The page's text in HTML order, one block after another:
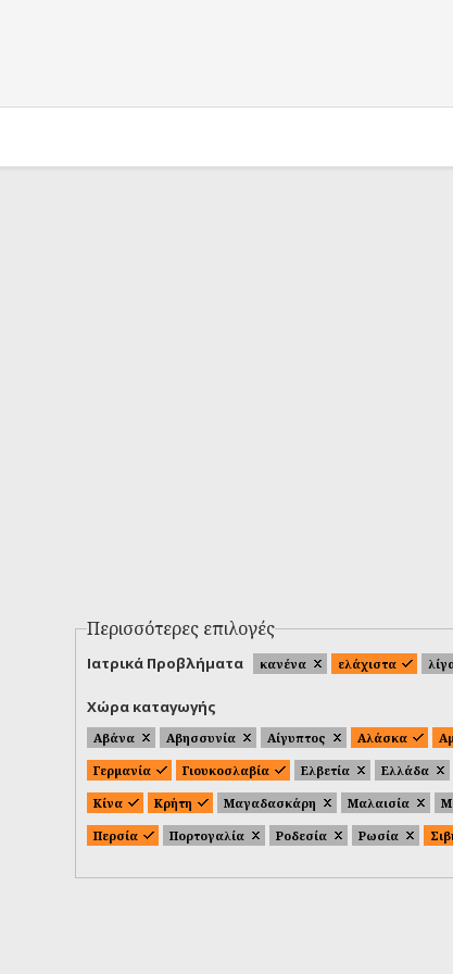
Περισσότερες επιλογές
Ιατρικά Προβλήματα κανένα ελάχιστα
Χώρα καταγωγής
Αβάνα Αβησσυνία Αίγυπτος Αλάσκα
Γερμανία
Γιουκοσλαβία Ελβετία Ελλάδα
Κίνα
Κρήτη Μαγαδασκάρη Μαλαισία
Περσία
Πορτογαλία Ροδεσία Ρωσία